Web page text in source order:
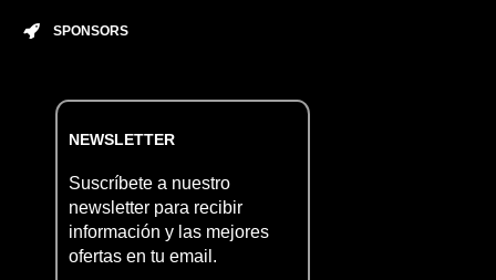
SPONSORS
NEWSLETTER
Suscríbete a nuestro
newsletter para recibir
información y las mejores
ofertas en tu email.